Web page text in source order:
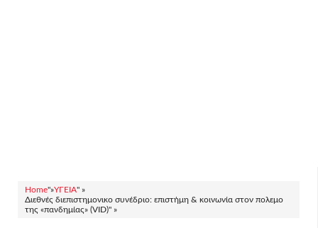
Home"»ΥΓΕΙΑ" »
Διεθνές διεπιστημονικο συνέδριο: επιστήμη & κοινωνία στον πολεμο
της «πανδημίας» (VID)" »